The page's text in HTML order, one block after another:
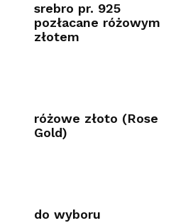
srebro pr. 925
pozłacane różowym
złotem
różowe złoto (Rose
Gold)
do wyboru